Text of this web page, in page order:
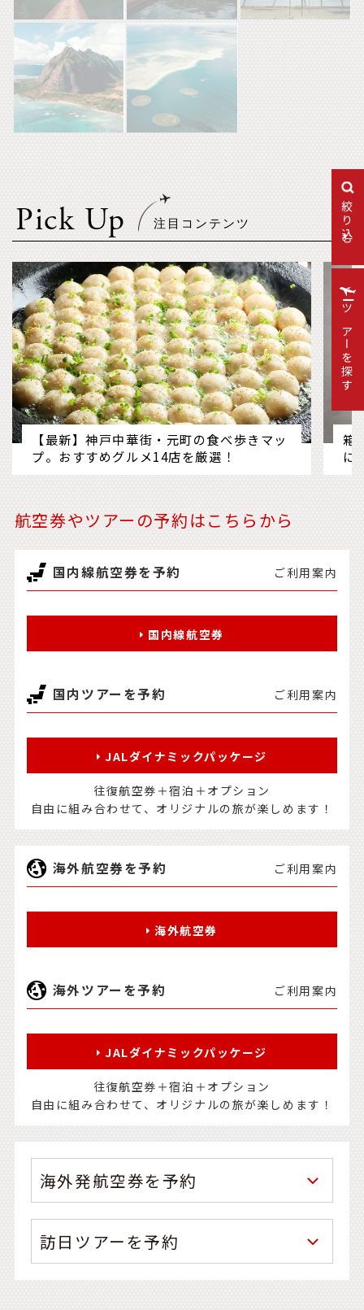
絞り込む
Pick Up
【最新】神戸中華街・元町の食べ歩きマッ
プ。おすすめグルメ14店を厳選！
箱
に
航空券やツアーの予約はこちらから
国内線航空券を予約 ご利用案内
国内線航空券
国内ツアーを予約 ご利用案内
JALダイナミックパッケージ
往復航空券＋宿泊＋オプション
自由に組み合わせて、オリジナルの旅が楽しめます！
海外航空券を予約 ご利用案内
海外航空券
海外ツアーを予約 ご利用案内
JALダイナミックパッケージ
往復航空券＋宿泊＋オプション
自由に組み合わせて、オリジナルの旅が楽しめます！
海外発航空券を予約
訪日ツアーを予約
ツアーを探す